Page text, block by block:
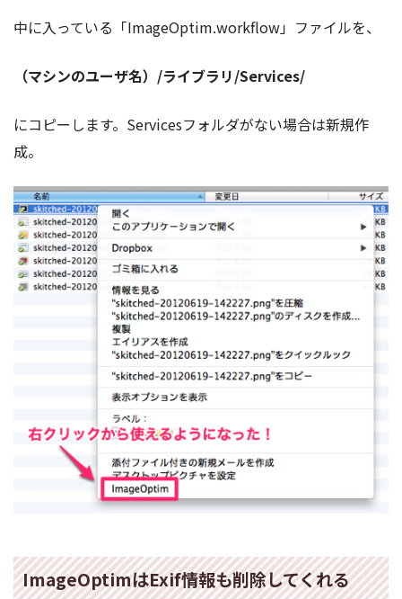
中に入っている「ImageOptim.workflow」ファイルを、
（マシンのユーザ名）/ライブラリ/Services/
にコピーします。Servicesフォルダがない場合は新規作
成。
ImageOptimはExif情報も削除してくれる